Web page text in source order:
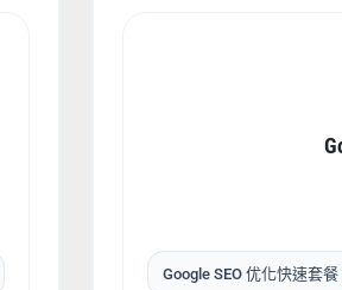
Google SEO 优化快速套